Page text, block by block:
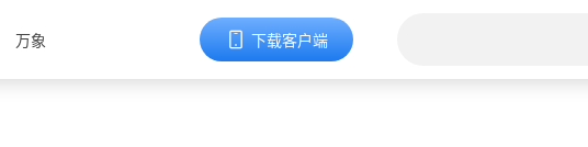
万象 下载客户端